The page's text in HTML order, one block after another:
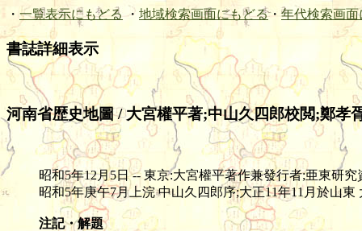
・ 一覧表示にもどる ・ 地域検索画面にもどる・ 年代検索画面
書誌詳細表示
河南省歴史地圖 / 大宮權平著;中山久四郎校閲;鄭孝
昭和5年12月5日 -- 東京:大宮權平著作兼發行者;亜東研
昭和5年庚午7月上浣 中山久四郎序;大正11年11月於山東
注記・解題